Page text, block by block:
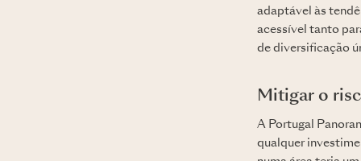
adaptável às
acessível tanto
de diversificação
Mitigar o
A Portugal
qualquer